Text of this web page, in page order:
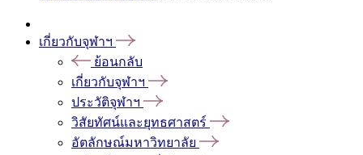
เกี่ยวกับจุฬาฯ
ย้อนกลับ
เกี่ยวกับจุฬาฯ
ประวัติจุฬาฯ
วิสัยทัศน์และยุทธศาสตร์
อัตลักษณ์มหาวิทยาลัย